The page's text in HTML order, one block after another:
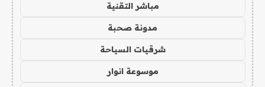
مباشر التقنية
مدونة صحبة
شرقيات السياحة
موسوعة انوار